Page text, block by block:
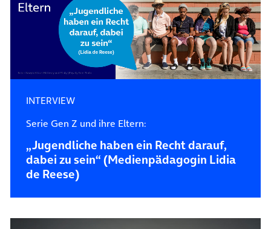
INTERVIEW
Serie Gen Z und ihre Eltern:
„Jugendliche haben ein Recht darauf,
dabei zu sein“ (Medienpädagogin Lidia
de Reese)